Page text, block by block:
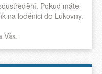
Pokud máte
na loděnici do Lukovny.
Vás.